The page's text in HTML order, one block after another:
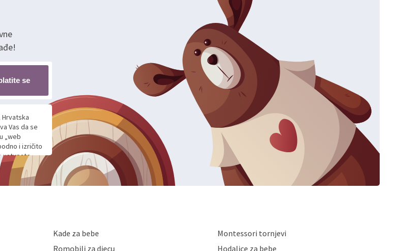
se
Hrvatska
Vas da se
„web
i izričito
ustupate
Vaš upit
ovu Izjavu
od
od
Kade za bebe
Montessori tornjevi
Romobili za djecu Hodalice za bebe